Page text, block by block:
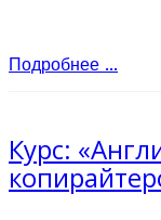
Подробнее ...
Курс: